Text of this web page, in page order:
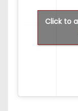
Click to